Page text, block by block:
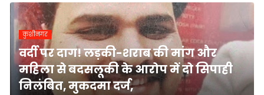
कुशीनगर
वर्दी पर दाग! लड़की-शराब की मांग और
महिला से बदसलूकी के आरोप में दो सिपाही
निलंबित, मुकदमा दर्ज,